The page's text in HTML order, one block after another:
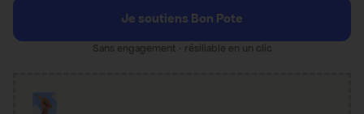
Je soutiens Bon Pote
Sans engagement · résiliable en un clic